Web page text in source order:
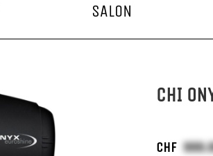
SALON
CHI
CHF